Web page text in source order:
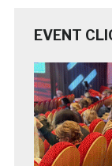
EVENT